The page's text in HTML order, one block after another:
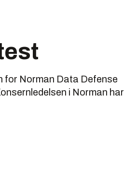
for Norman Data Defense
i Norman har